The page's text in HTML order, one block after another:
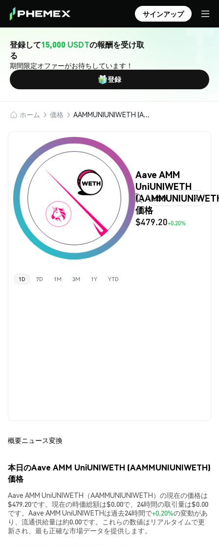
サインアップ
登録して15,000 USDTの報酬を受け取
る
期間限定オファーがお待ちしています！
登録
ホーム 価格 AAMMUNIUNIWETH (Aave AMM UniUNIWETH)
Aave AMM
UniUNIWETH
価格
$479.20+0.20%
USD
1D 7D 1M 3M 1Y YTD
概要ニュース変換
本日のAave AMM UniUNIWETH (AAMMUNIUNIWETH)
価格
Aave AMM UniUNIWETH（AAMMUNIUNIWETH）の現在の価格は
$479.20です。現在の時価総額は$0.00で、24時間の取引量は$0.00
です。Aave AMM UniUNIWETHは過去24時間で+0.20%の変動があ
り、流通供給量は約0.00です。これらの数値はリアルタイムで更
新され、最も正確な市場データを提供します。